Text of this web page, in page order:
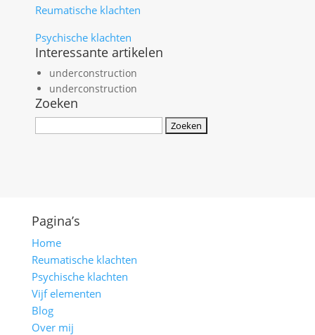
Reumatische klachten
Psychische klachten
Interessante artikelen
underconstruction
underconstruction
Zoeken
Pagina’s
Home
Reumatische klachten
Psychische klachten
Vijf elementen
Blog
Over mij